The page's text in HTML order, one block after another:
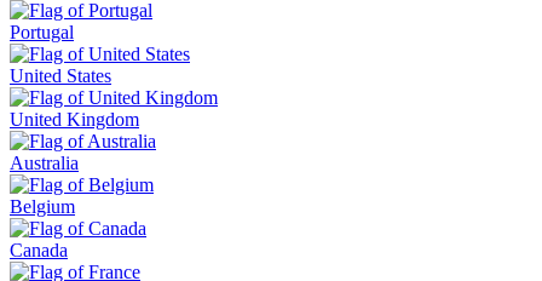
Portugal
United States
United Kingdom
Australia
Belgium
Canada